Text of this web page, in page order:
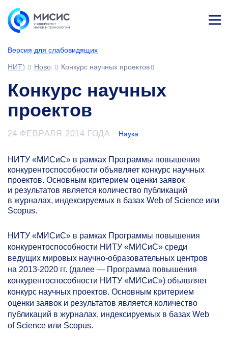
Версия для слабовидящих
НИТУ МИСИС
НовостиКонкурс научных проектов
Конкурс научных
проектов
24 ФЕВРАЛЯ 2014 ГОДА Наука
НИТУ «МИСиС» в рамках Программы повышения
конкурентоспособности объявляет конкурс научных
проектов. Основным критерием оценки заявок
и результатов является количество публикаций
в журналах, индексируемых в базах Web of Science или
Scopus.
НИТУ «МИСиС» в рамках Программы повышения
конкурентоспособности НИТУ «МИСиС» среди
ведущих мировых научно-образовательных центров
на 2013-2020 гг. (далее — Программа повышения
конкурентоспособности НИТУ «МИСиС») объявляет
конкурс научных проектов. Основным критерием
оценки заявок и результатов является количество
публикаций в журналах, индексируемых в базах Web
of Science или Scopus.